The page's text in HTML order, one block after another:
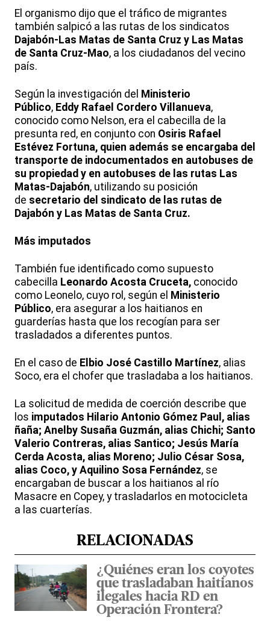
El organismo dijo que el tráfico de migrantes
también salpicó a las rutas de los sindicatos
Dajabón-Las Matas de Santa Cruz y Las Matas
de Santa Cruz-Mao, a los ciudadanos del vecino
país.
Según la investigación del Ministerio
Público, Eddy Rafael Cordero Villanueva,
conocido como Nelson, era el cabecilla de la
presunta red, en conjunto con Osiris Rafael
Estévez Fortuna, quien además se encargaba del
transporte de indocumentados en autobuses de
su propiedad y en autobuses de las rutas Las
Matas-Dajabón, utilizando su posición
de secretario del sindicato de las rutas de
Dajabón y Las Matas de Santa Cruz.
Más imputados
También fue identificado como supuesto
cabecilla Leonardo Acosta Cruceta, conocido
como Leonelo, cuyo rol, según el Ministerio
Público, era asegurar a los haitianos en
guarderías hasta que los recogían para ser
trasladados a diferentes puntos.
En el caso de Elbio José Castillo Martínez, alias
Soco, era el chofer que trasladaba a los haitianos.
La solicitud de medida de coerción describe que
los imputados Hilario Antonio Gómez Paul, alias
ñaña; Anelby Susaña Guzmán, alias Chichi; Santo
Valerio Contreras, alias Santico; Jesús María
Cerda Acosta, alias Moreno; Julio César Sosa,
alias Coco, y Aquilino Sosa Fernández, se
encargaban de buscar a los haitianos al río
Masacre en Copey, y trasladarlos en motocicleta
a las cuarterías.
RELACIONADAS
¿Quiénes eran los coyotes
que trasladaban haitianos
ilegales hacia RD en
Operación Frontera?